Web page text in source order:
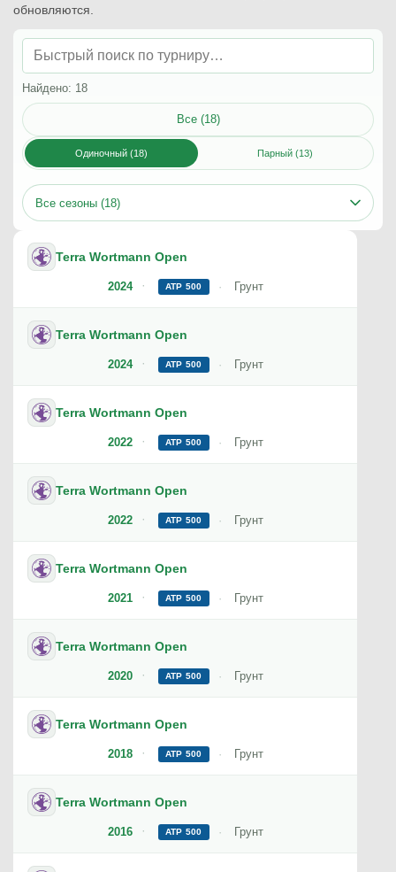
обновляются.
Найдено: 18
Все (18)
Одиночный (18) Парный (13)
Все сезоны (18)
2024
Terra Wortmann Open
ATP 500 Грунт
2024
Terra Wortmann Open
ATP 500 Грунт
2022
Terra Wortmann Open
ATP 500 Грунт
2022
Terra Wortmann Open
ATP 500 Грунт
2021
Terra Wortmann Open
ATP 500 Грунт
2020
Terra Wortmann Open
ATP 500 Грунт
2018
Terra Wortmann Open
ATP 500 Грунт
2016
Terra Wortmann Open
ATP 500 Грунт